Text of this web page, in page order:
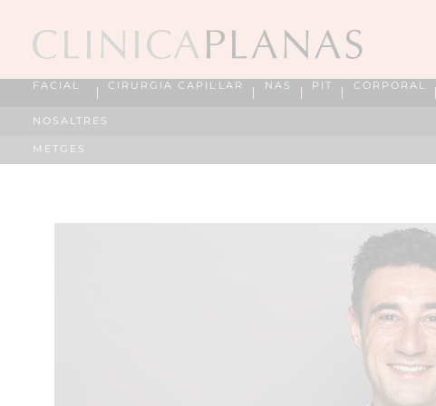
FACIAL CIRURGIA CAPIL·LAR NAS PIT CORPORAL
NOSALTRES
METGES